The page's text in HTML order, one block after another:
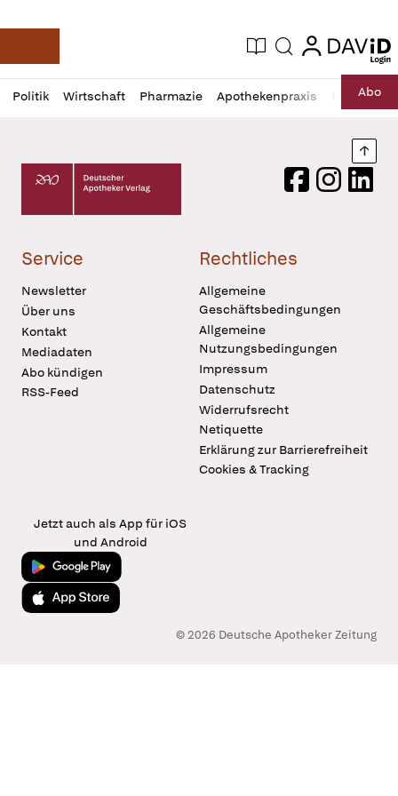
Deutsche Apotheker Zeitung
Aktuelle Ausgabe
Suche login
login
Politik Wirtschaft Pharmazie Apothekenpraxis RechtAbo
Profil
öffnen
Daz
Pur
Deutscher Apotheker Verlag Logo
FacebookInstagram
Service
Newsletter
Über uns
Kontakt
Mediadaten
Abo kündigen
RSS-Feed
Rechtliches
Allgemeine
Geschäftsbedingungen
Allgemeine
Nutzungsbedingungen
Impressum
Datenschutz
Widerrufsrecht
Netiquette
Erklärung zur Barrierefreiheit
Cookies & Tracking
Jetzt auch als App für iOS
und Android
Jetzt bei Google Play
Laden im App Store
© 2026 Deutsche Apotheker Zeitung